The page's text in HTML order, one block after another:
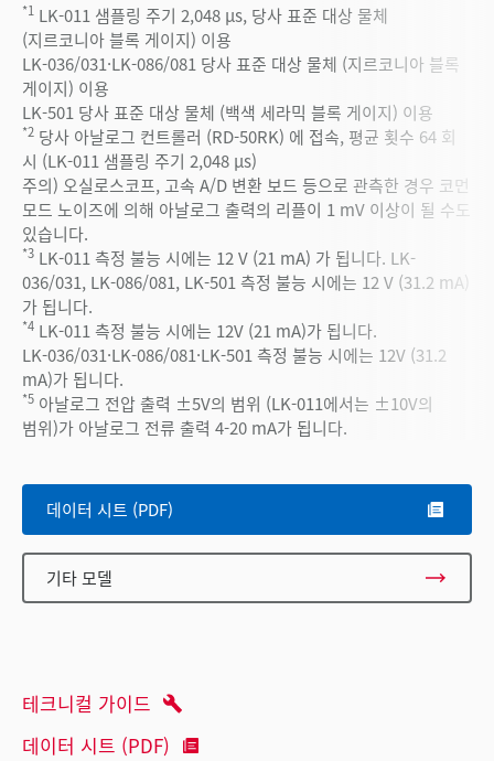
*1 LK-011 샘플링 주기 2,048 µs, 당사 표준 대상 물체
(지르코니아 블록 게이지) 이용
LK-036/031·LK-086/081 당사 표준 대상 물체 (지르코니아 블록
게이지) 이용
LK-501 당사 표준 대상 물체 (백색 세라믹 블록 게이지) 이용
*2 당사 아날로그 컨트롤러 (RD-50RK) 에 접속, 평균 횟수 64 회
시 (LK-011 샘플링 주기 2,048 µs)
주의) 오실로스코프, 고속 A/D 변환 보드 등으로 관측한 경우 코먼
모드 노이즈에 의해 아날로그 출력의 리플이 1 mV 이상이 될 수도
있습니다.
*3 LK-011 측정 불능 시에는 12 V (21 mA) 가 됩니다. LK-
036/031, LK-086/081, LK-501 측정 불능 시에는 12 V (31.2 mA)
가 됩니다.
*4 LK-011 측정 불능 시에는 12V (21 mA)가 됩니다.
LK-036/031·LK-086/081·LK-501 측정 불능 시에는 12V (31.2
mA)가 됩니다.
*5 아날로그 전압 출력 ±5V의 범위 (LK-011에서는 ±10V의
범위)가 아날로그 전류 출력 4-20 mA가 됩니다.
데이터 시트 (PDF)
기타 모델
테크니컬 가이드
데이터 시트 (PDF)